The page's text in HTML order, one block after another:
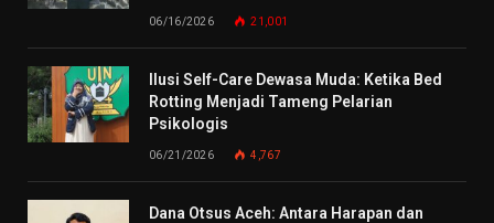
06/16/2026 21,001
Ilusi Self-Care Dewasa Muda: Ketika Bed
Rotting Menjadi Tameng Pelarian
Psikologis
06/21/2026 4,767
Dana Otsus Aceh: Antara Harapan dan